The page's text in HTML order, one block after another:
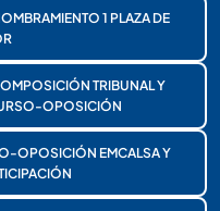
1 PLAZA DE
TRIBUNAL Y
OPOSICIÓN
OPOSICIÓN EMCALSA Y